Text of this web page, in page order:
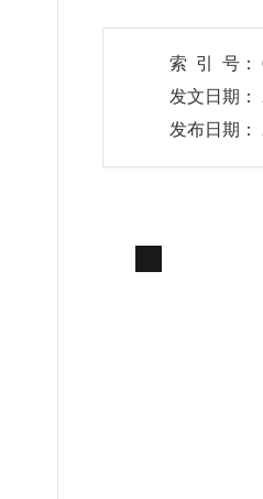
索 引 号：
发文日期：
发布日期：